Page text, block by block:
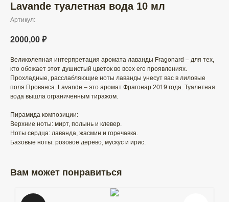
Lavande туалетная вода 10 мл
Артикул:
2000,00 ₽
Великолепная интерпретация аромата лаванды Fragonard – для тех,
кто обожает этот душистый цветок во всех его проявлениях.
Прохладные, расслабляющие ноты лаванды унесут вас в лиловые
поля Прованса. Lavande – это аромат Фрагонар 2019 года. Туалетная
вода вышла ограниченным тиражом.
Пирамида композиции:
Верхние ноты: мирт, полынь и клевер.
Ноты сердца: лаванда, жасмин и горечавка.
Базовые ноты: розовое дерево, мускус и ирис.
Вам может понравиться